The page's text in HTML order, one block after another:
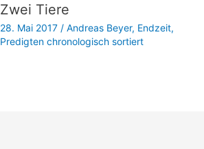
Zwei Tiere
28. Mai 2017 / Andreas Beyer, Endzeit,
Predigten chronologisch sortiert